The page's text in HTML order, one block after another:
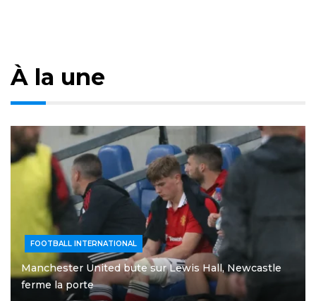
À la une
FOOTBALL INTERNATIONAL
Manchester United bute sur Lewis Hall, Newcastle
ferme la porte